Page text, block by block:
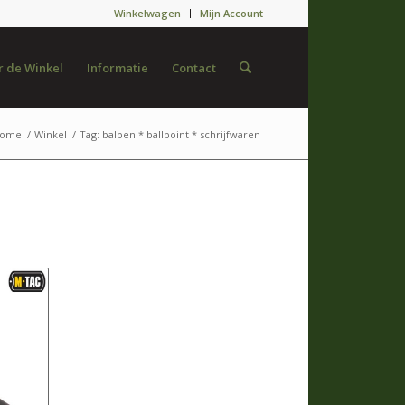
Winkelwagen Mijn Account
de Winkel Informatie Contact
/ Winkel / Tag: balpen * ballpoint * schrijfwaren